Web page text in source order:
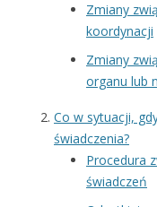
Zmiany
koordynacji
Zmiany
organu lub
Co w sytuacji,
świadczenia?
Procedura
świadczeń